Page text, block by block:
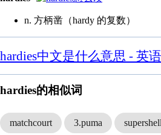
n. 方柄凿（hardy 的复数）
hardies中文是什么意思 - 英
hardies的相似词
matchcourt 3.puma supershell